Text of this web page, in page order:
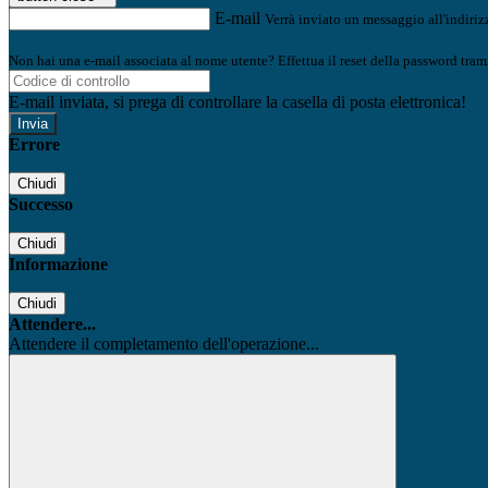
E-mail Verrà inviato un messaggio
Non hai una e-mail associata al nome utente? Effettua il reset della password
E-mail inviata, si prega di controllare la casella di posta elettronica!
Errore
Chiudi
Successo
Chiudi
Informazione
Chiudi
Attendere...
Attendere il completamento dell'operazione...